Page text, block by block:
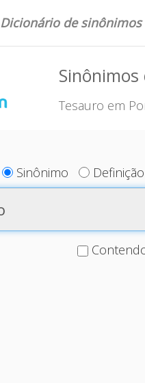
Dicionário de sinônimos
Tesauro em
Sinônimo Definição